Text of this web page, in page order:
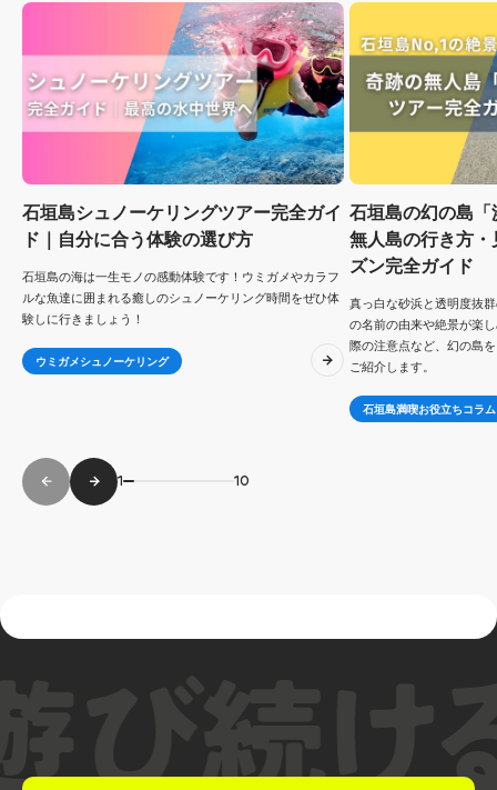
石垣島シュノーケリングツアー完全ガイ
ド｜自分に合う体験の選び方
石垣島の海は一生モノの感動体験です！ウミガメやカラフ
ルな魚達に囲まれる癒しのシュノーケリング時間をぜひ体
験しに行きましょう！
ウミガメシュノーケリング
石垣島の幻の島
無人島の行き方
ズン完全ガイド
真っ白な砂浜と透明度抜
の名前の由来や絶景が楽
際の注意点など、幻の島
ご紹介します。
石垣島満喫お役立ちコラム
1 10